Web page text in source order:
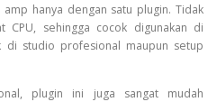
hanya dengan satu plugin. Tidak
sehingga cocok digunakan di
di studio profesional maupun setup
plugin ini juga sangat mudah